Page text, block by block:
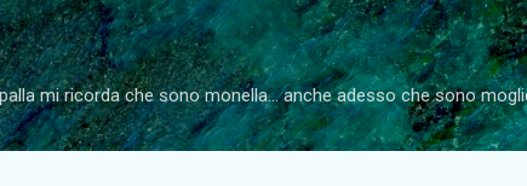
Passa ai contenuti principali
mi ricorda che sono monella... anche adesso che sono